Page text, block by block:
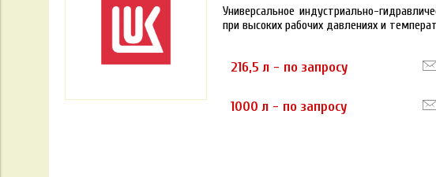
Универсальное индустриально-
при высоких рабочих давлениях и
216,5 л - по запросу
1000 л - по запросу